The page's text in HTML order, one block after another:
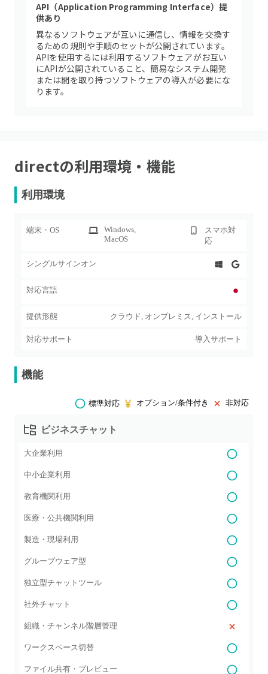
API（Application Programming Interface）提
供あり
異なるソフトウェアが互いに通信し、情報を交換す
るための規則や手順のセットが公開されています。
APIを使用するには利用するソフトウェアがお互い
にAPIが公開されていること、簡易なシステム開発
または間を取り持つソフトウェアの導入が必要にな
ります。
directの利用環境・機能
利用環境
端末・OS Windows,
MacOS
スマホ対
応
シングルサインオン
対応言語
提供形態 クラウド, オンプレミス, インストール
対応サポート 導入サポート
機能
標準対応 オプション/条件付き 非対応
ビジネスチャット
大企業利用
中小企業利用
教育機関利用
医療・公共機関利用
製造・現場利用
グループウェア型
独立型チャットツール
社外チャット
組織・チャンネル階層管理
ワークスペース切替
ファイル共有・プレビュー